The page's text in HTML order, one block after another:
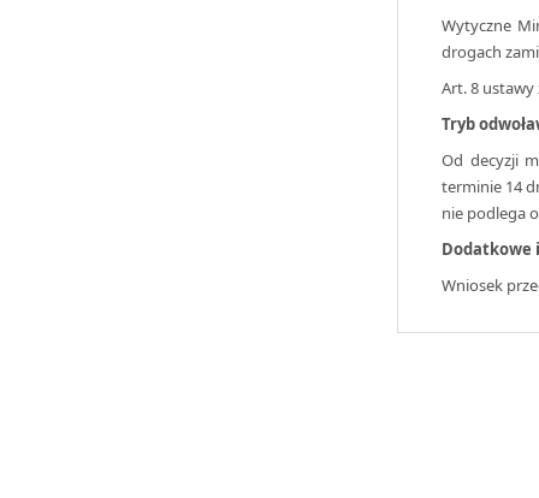
Wytyczne
drogach
Art. 8 ustawy
Tryb
Od decyzji
terminie 14
nie podlega
Dodatkowe
Wniosek